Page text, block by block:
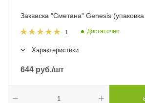
Закваска "Сметана" Genesis
1 Достаточно
Характеристики
644 руб./шт